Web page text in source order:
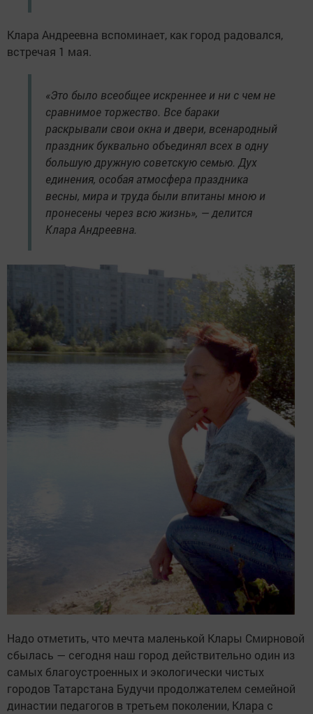
Клара Андреевна вспоминает, как город радовался,
встречая 1 мая.
«Это было всеобщее искреннее и ни с чем не
сравнимое торжество. Все бараки
раскрывали свои окна и двери, всенародный
праздник буквально объединял всех в одну
большую дружную советскую семью. Дух
единения, особая атмосфера праздника
весны, мира и труда были впитаны мною и
пронесены через всю жизнь», — делится
Клара Андреевна.
Надо отметить, что мечта маленькой Клары Смирновой
сбылась — сегодня наш город действительно один из
самых благоустроенных и экологически чистых
городов Татарстана Будучи продолжателем семейной
династии педагогов в третьем поколении, Клара с